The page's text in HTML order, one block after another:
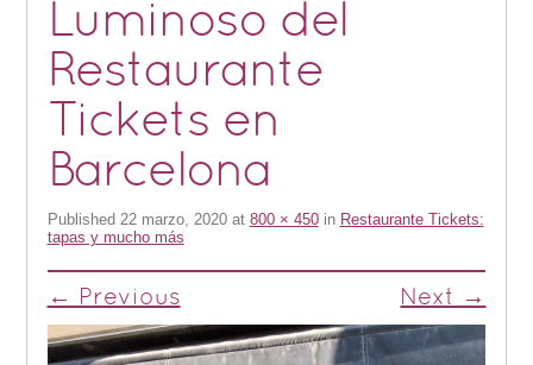
Luminoso del
Restaurante
Tickets en
Barcelona
Published 22 marzo, 2020at 800 × 450in Restaurante Tickets:
tapas y mucho más
← Previous Next →